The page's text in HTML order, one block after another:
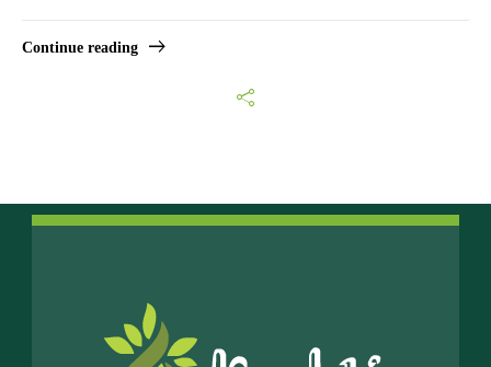
Continue reading